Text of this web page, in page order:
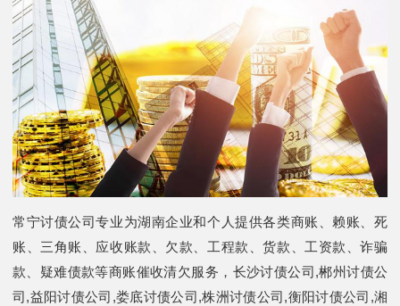
常宁讨债公司专业为湖南企业和个人提供各类商账、赖账、死
账、三角账、应收账款、欠款、工程款、货款、工资款、诈骗
款、疑难债款等商账催收清欠服务，长沙讨债公司,郴州讨债公
司,益阳讨债公司,娄底讨债公司,株洲讨债公司,衡阳讨债公司,湘